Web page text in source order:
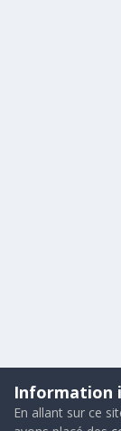
Information
En allant sur ce